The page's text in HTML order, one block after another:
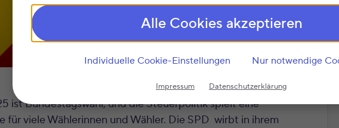
Alle Cookies akzeptieren
Individuelle Cookie-Einstellungen Nur notwendige
Impressum Datenschutzerklärung
ist Bundestagswahl, und die Steuerpolitik spielt eine
für viele Wählerinnen und Wähler. Die SPD wirbt in ihrem